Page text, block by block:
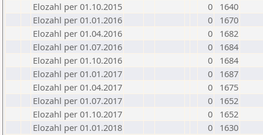
Elozahl per 01.10.2015
0
1640
Elozahl per 01.01.2016
0
1670
Elozahl per 01.04.2016
0
1682
Elozahl per 01.07.2016
0
1684
Elozahl per 01.10.2016
0
1684
Elozahl per 01.01.2017
0
1687
Elozahl per 01.04.2017
0
1675
Elozahl per 01.07.2017
0
1652
Elozahl per 01.10.2017
0
1652
Elozahl per 01.01.2018
0
1630